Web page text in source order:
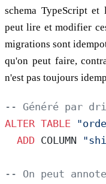
schema TypeScript et
peut lire et modifier
migrations sont
qu'on peut faire,
n'est pas toujours
-- Généré par
ALTER TABLE
  ADD
COLUMN
-- On peut